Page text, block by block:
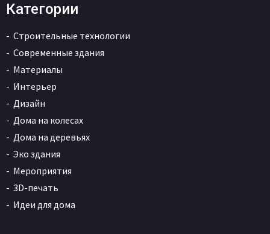
Категории
Строительные технологии
Современные здания
Материалы
Интерьер
Дизайн
Дома на колесах
Дома на деревьях
Эко здания
Мероприятия
3D-печать
Идеи для дома